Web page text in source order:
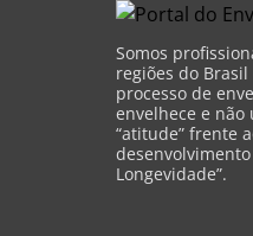
Somos
regiões do
processo de
envelhece e não
“atitude” frente
Longevidade”.